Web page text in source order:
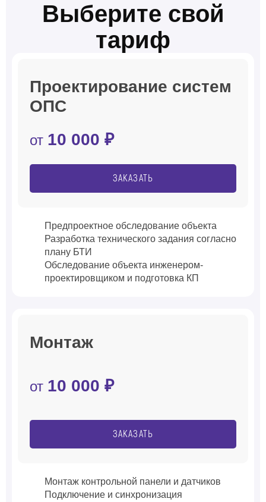
Выберите свой
тариф
Проектирование систем
ОПС
от 10 000 ₽
ЗАКАЗАТЬ
Предпроектное обследование объекта
Разработка технического задания согласно
плану БТИ
Обследование объекта инженером-
проектировщиком и подготовка КП
Монтаж
от 10 000 ₽
ЗАКАЗАТЬ
Монтаж контрольной панели и датчиков
Подключение и синхронизация